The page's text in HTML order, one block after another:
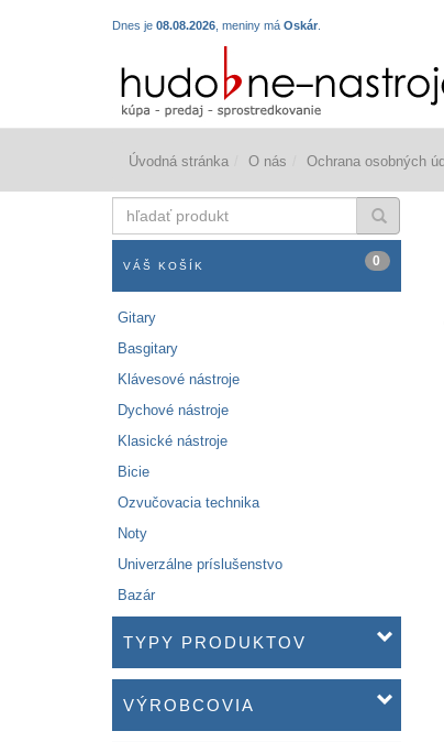
Dnes je 08.08.2026 , meniny má Oskár
Úvodná stránka O nás Ochrana osobných
produkt
VÁŠ KOŠÍK 0
Gitary
Basgitary
Klávesové nástroje
Dychové nástroje
Klasické nástroje
Bicie
Ozvučovacia technika
Noty
Univerzálne príslušenstvo
Bazár
TYPY PRODUKTOV
VÝROBCOVIA